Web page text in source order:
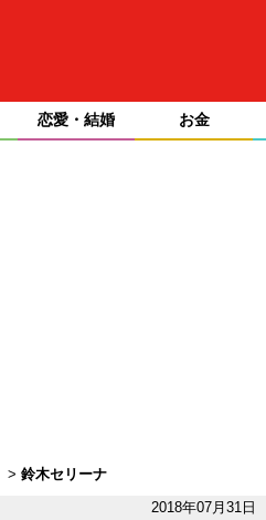
恋愛・結婚 お金
鈴木セリーナ
2018年07月31日